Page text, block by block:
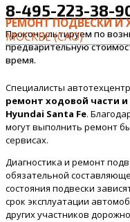
8-495-223-38-
Проконсультируем по
предварительную
время.
РЕМОНТ ПОДВЕСКИ И
МОСКВЕ (САО)
Специалисты
ремонт ходовой части
Hyundai Santa Fe.
могут выполнить ремонт
сервисах.
Диагностика и ремонт
обязательной
состояния подвески
срок эксплуатации
других участников